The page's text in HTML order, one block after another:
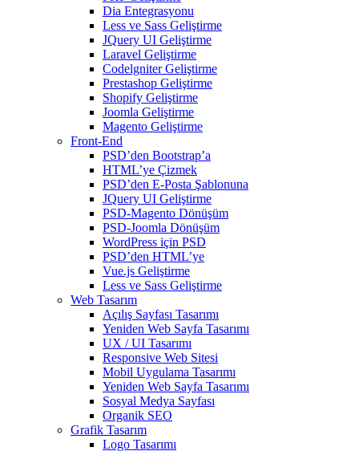
Dia Entegrasyonu
Less ve Sass Geliştirme
JQuery UI Geliştirme
Laravel Geliştirme
Codelgniter Geliştirme
Prestashop Geliştirme
Shopify Geliştirme
Joomla Geliştirme
Magento Geliştirme
Front-End
PSD’den Bootstrap’a
HTML’ye Çizmek
PSD’den E-Posta Şablonuna
JQuery UI Geliştirme
PSD-Magento Dönüşüm
PSD-Joomla Dönüşüm
WordPress için PSD
PSD’den HTML’ye
Vue.js Geliştirme
Less ve Sass Geliştirme
Web Tasarım
Açılış Sayfası Tasarımı
Yeniden Web Sayfa Tasarımı
UX / UI Tasarımı
Responsive Web Sitesi
Mobil Uygulama Tasarımı
Yeniden Web Sayfa Tasarımı
Sosyal Medya Sayfası
Organik SEO
Grafik Tasarım
Logo Tasarımı